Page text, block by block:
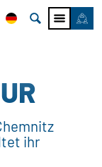
ihr